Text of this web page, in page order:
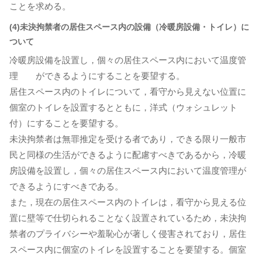
ことを求める。
(4)未決拘禁者の居住スペース内の設備（冷暖房設備・トイレ）に
ついて
冷暖房設備を設置し，個々の居住スペース内において温度管
理 ができるようにすることを要望する。
居住スペース内のトイレについて，看守から見えない位置に
個室のトイレを設置するとともに，洋式（ウォシュレット
付）にすることを要望する。
未決拘禁者は無罪推定を受ける者であり，できる限り一般市
民と同様の生活ができるように配慮すべきであるから，冷暖
房設備を設置し，個々の居住スペース内において温度管理が
できるようにすべきである。
また，現在の居住スペース内のトイレは，看守から見える位
置に壁等で仕切られることなく設置されているため，未決拘
禁者のプライバシーや羞恥心が著しく侵害されており，居住
スペース内に個室のトイレを設置することを要望する。個室